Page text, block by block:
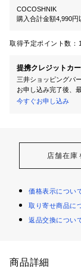
COCOSHNIK
購入合計金額4,990円
取得予定ポイント数：
提携クレジットカ
三井ショッピングパ
お申し込み完了後、
今すぐお申し込み
店舗在庫
価格表示につい
取り寄せ商品に
返品交換につい
商品詳細